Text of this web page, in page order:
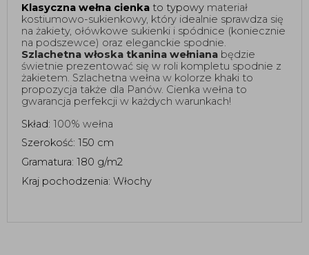
Klasyczna wełna cienka to typowy materiał
kostiumowo-sukienkowy, który idealnie sprawdza się
na żakiety, ołówkowe sukienki i spódnice (koniecznie
Szlachetna włoska tkanina wełniana będzie
świetnie prezentować się w roli kompletu spodnie z
żakietem. Szlachetna wełna w kolorze khaki to
propozycja także dla Panów. Cienka wełna to
gwarancja perfekcji w każdych warunkach!
Skład: 100% wełna
Szerokość: 150 cm
Gramatura: 180 g/m2
Kraj pochodzenia: Włochy